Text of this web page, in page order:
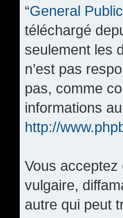
“General
téléchargé
seulement les
n’est pas
pas, comme
informations
http://
Vous
vulgaire,
autre qui peut